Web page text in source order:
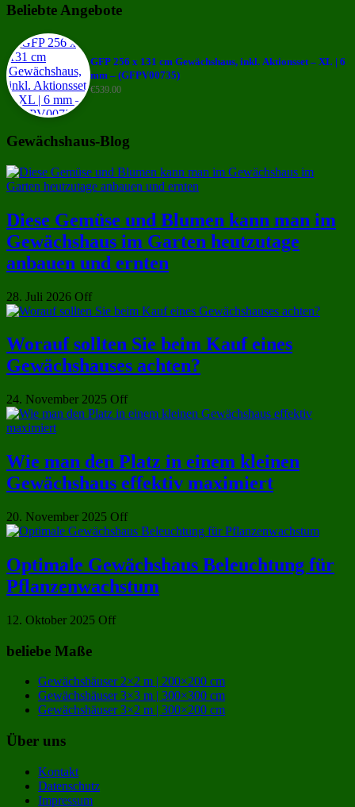
Beliebte Angebote
GFP 256 x 131 cm Gewächshaus, inkl. Aktionsset – XL | 6
mm – (GFPV00735)
€539.00
Gewächshaus-Blog
Diese Gemüse und Blumen kann man im
Gewächshaus im Garten heutzutage
anbauen und ernten
28. Juli 2026 Off
Worauf sollten Sie beim Kauf eines
Gewächshauses achten?
24. November 2025 Off
Wie man den Platz in einem kleinen
Gewächshaus effektiv maximiert
20. November 2025 Off
Optimale Gewächshaus Beleuchtung für
Pflanzenwachstum
12. Oktober 2025 Off
beliebe Maße
Gewächshäuser 2×2 m | 200×200 cm
Gewächshäuser 3×3 m | 300×300 cm
Gewächshäuser 3×2 m | 300×200 cm
Über uns
Kontakt
Datenschutz
Impressum